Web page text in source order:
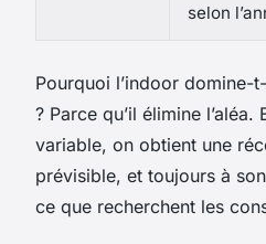
selon
Pourquoi l’indoor domine-
? Parce qu’il élimine
variable, on obtient une
prévisible, et toujours à
ce que recherchent les